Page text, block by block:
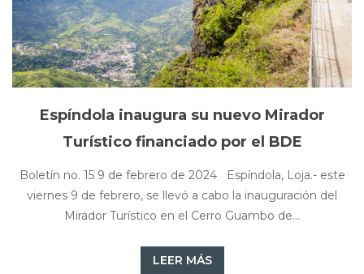
Espíndola inaugura su nuevo Mirador
Turístico financiado por el BDE
Boletín no. 15 9 de febrero de 2024 Espíndola, Loja.- este
viernes 9 de febrero, se llevó a cabo la inauguración del
Mirador Turístico en el Cerro Guambo de...
LEER MÁS